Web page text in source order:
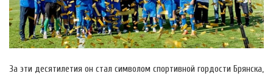
За эти десятилетия он стал символом спортивной гордости Брянска,